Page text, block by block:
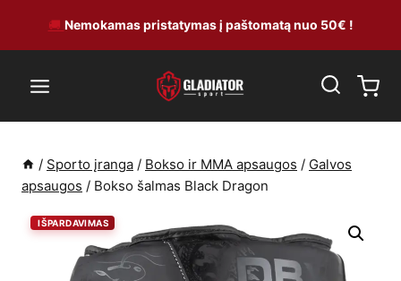
to
content
🚚 Nemokamas pristatymas į paštomatą nuo 50€ !
/ Sporto įranga / Bokso ir MMA apsaugos / Galvos
apsaugos / Bokso šalmas Black Dragon